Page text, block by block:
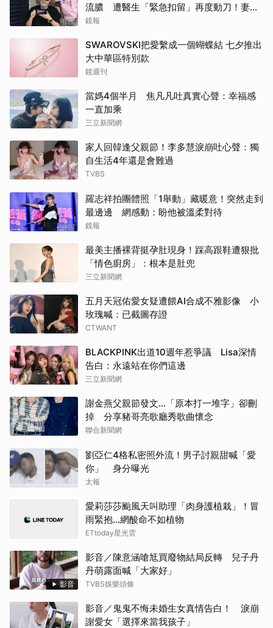
流膿 遭醫生「緊急扣留」再度動刀！妻心
力交瘁曝現況
鏡報
SWAROVSKI把愛繫成一個蝴蝶結 七夕推出
大中華區特別款
鏡週刊
當媽4個半月 焦凡凡吐真實心聲：幸福感
一直加乘
三立新聞網
家人回韓逢父親節！李多慧淚崩吐心聲：獨
自生活4年還是會難過
TVBS
羅志祥拍團體照「1舉動」藏暖意！突然走到
最邊邊 網感動：盼他被溫柔對待
鏡報
最美主播裸背挺孕肚現身！踩高跟鞋遭狠批
「情色廚房」：根本是肚兜
三立新聞網
五月天冠佑愛女疑遭餵AI合成不雅影像 小
玫瑰喊：已截圖存證
CTWANT
BLACKPINK出道10週年惹爭議 Lisa深情
告白：永遠站在你們這邊
三立新聞網
謝金燕父親節發文…「原本打一堆字」卻刪
掉 分享豬哥亮歌廳秀歌曲懷念
聯合新聞網
劉亞仁4格私密照外流！男子討親甜喊「愛
你」 身分曝光
太報
愛莉莎莎颱風天叫助理「肉身護植栽」！冒
雨緊抱…網酸命不如植物
ETtoday星光雲
影音
影音／陳意涵嗆尪買廢物結局反轉 兒子丹
丹萌露面喊「大家好」
TVBS娛樂頭條
影音／鬼鬼不悔未婚生女真情告白！ 淚崩
謝愛女「選擇來當我孩子」